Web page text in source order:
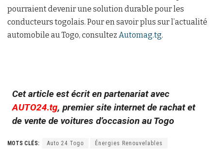
pourraient devenir une solution durable pour les
conducteurs togolais. Pour en savoir plus sur l’actualité
automobile au Togo, consultez Automag.tg.
Cet article est écrit en partenariat avec
AUTO24.tg, premier site internet de rachat et
de vente de voitures d’occasion au Togo
MOTS CLÉS: Auto 24 Togo Énergies Renouvelables